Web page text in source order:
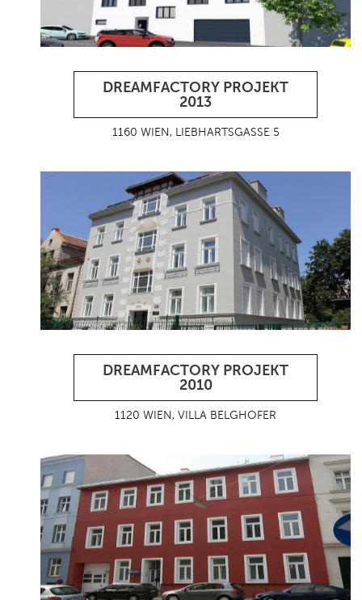
DREAMFACTORY PROJEKT
2013
1160 WIEN, LIEBHARTSGASSE 5
DREAMFACTORY PROJEKT
2010
1120 WIEN, VILLA BELGHOFER